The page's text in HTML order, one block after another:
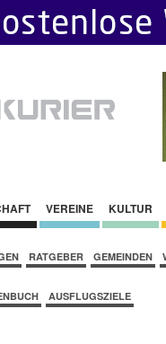
VEREINE KULTUR
RATGEBER GEMEINDEN
AUSFLUGSZIELE